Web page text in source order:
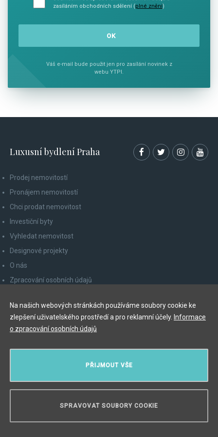
zasíláním obchodních sdělení (plné znění)
Váš e-mail bude použit jen pro zasílání novinek z
webu YTPI.
Luxusní bydlení Praha
Prodej nemovitostí
Pronájem nemovitostí
Chci prodat nemovitost
Investiční byty
Vyhledat nemovitost
Designové projekty
O nás
Zpracování osobních údajů
Odhlášení z newsletteru
Myslíková 245/3, 110 00 Praha 1
PŘIJMOUT VŠE
SPRAVOVAT SOUBORY COOKIE
Na našich webových stránkách používáme soubory cookie ke
zlepšení uživatelského prostředí a pro reklamní účely. Informace
o zpracování osobních údajů